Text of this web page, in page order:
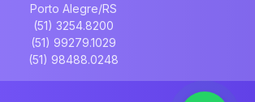
Porto Alegre/RS
(51) 3254.8200
(51) 99279.1029
(51) 98488.0248